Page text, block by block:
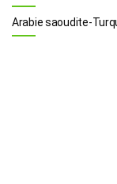
Arabie saoudite-